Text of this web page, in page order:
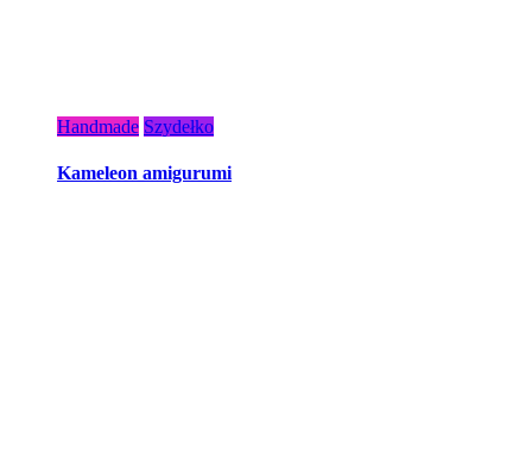
Handmade Szydełko
Kameleon amigurumi